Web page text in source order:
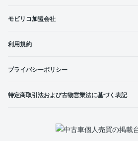
モビリコ加盟会社
利用規約
プライバシーポリシー
特定商取引法および古物営業法に基づく表記